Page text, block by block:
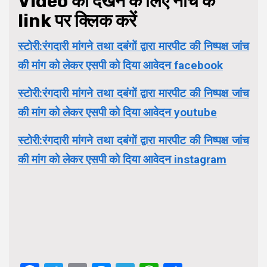
link पर क्लिक करें
स्टोरी:रंगदारी मांगने तथा दबंगों द्वारा मारपीट की निष्पक्ष जांच
की मांग को लेकर एसपी को दिया आवेदन facebook
स्टोरी:रंगदारी मांगने तथा दबंगों द्वारा मारपीट की निष्पक्ष जांच
की मांग को लेकर एसपी को दिया आवेदन youtube
स्टोरी:रंगदारी मांगने तथा दबंगों द्वारा मारपीट की निष्पक्ष जांच
की मांग को लेकर एसपी को दिया आवेदन instagram